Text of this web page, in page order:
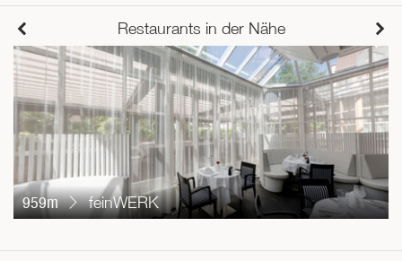
Restaurants in der Nähe
959m feinWERK